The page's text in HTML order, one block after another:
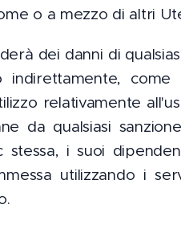
o a mezzo di altri
dei danni di
indirettamente, come
relativamente
da qualsiasi
stessa, i suoi
utilizzando i